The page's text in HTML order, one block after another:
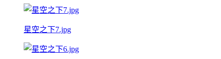
星空之下7.jpg